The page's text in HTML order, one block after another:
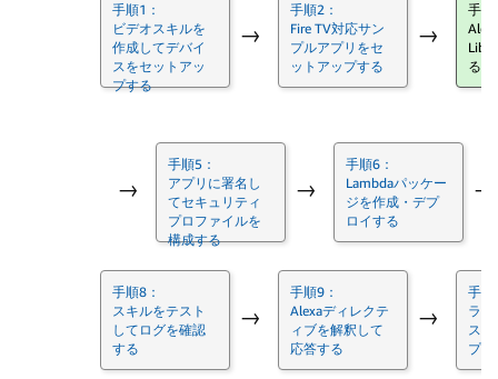
手順1：
ビデオスキルを
作成してデバイ
スをセットアッ
プする
→
手順2：
Fire TV対応サン
プルアプリをセ
ットアップする
→
手順
る
→
手順5：
アプリに署名し
てセキュリティ
プロファイルを
構成する
→
手順6：
Lambdaパッケー
ジを作成・デプ
ロイする
→
手順8：
スキルをテスト
してログを確認
する
→
手順9：
Alexaディレクテ
ィブを解釈して
応答する
→
手順
ラ
ス
プ